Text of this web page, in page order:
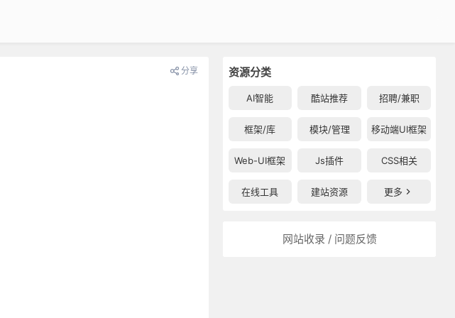
资源分类
AI智能 酷站推荐 招聘/兼职
框架/库 模块/管理 移动端UI框架
Web-UI框架 Js插件 CSS相关
在线工具 建站资源 更多
网站收录 / 问题反馈
分享